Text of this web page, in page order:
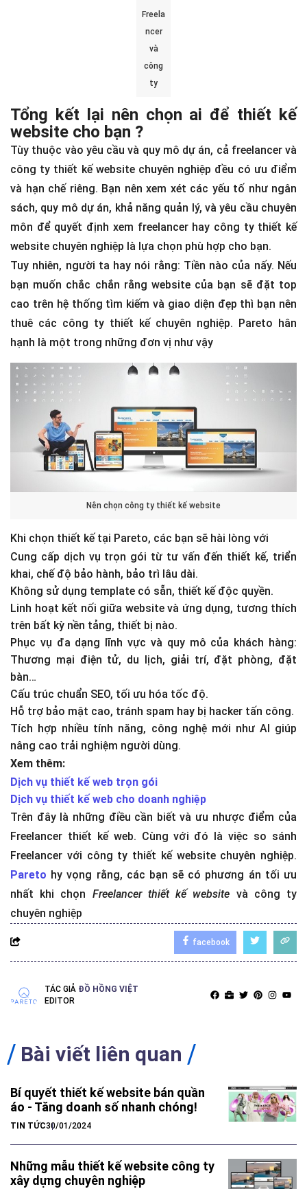
Freela
ncer
và
công
ty
Tổng kết lại nên chọn ai để thiết kế
website cho bạn ?
Tùy thuộc vào yêu cầu và quy mô dự án, cả freelancer và
công ty thiết kế website chuyên nghiệp đều có ưu điểm
và hạn chế riêng. Bạn nên xem xét các yếu tố như ngân
sách, quy mô dự án, khả năng quản lý, và yêu cầu chuyên
môn để quyết định xem freelancer hay công ty thiết kế
website chuyên nghiệp là lựa chọn phù hợp cho bạn.
Tuy nhiên, người ta hay nói rằng: Tiền nào của nấy. Nếu
bạn muốn chắc chắn rằng website của bạn sẽ đặt top
cao trên hệ thống tìm kiếm và giao diện đẹp thì bạn nên
thuê các công ty thiết kế chuyên nghiệp. Pareto hân
hạnh là một trong những đơn vị như vậy
Nên chọn công ty thiết kế website
Khi chọn thiết kế tại Pareto, các bạn sẽ hài lòng với
Cung cấp dịch vụ trọn gói từ tư vấn đến thiết kế, triển
khai, chế độ bảo hành, bảo trì lâu dài.
Không sử dụng template có sẵn, thiết kế độc quyền.
Linh hoạt kết nối giữa website và ứng dụng, tương thích
trên bất kỳ nền tảng, thiết bị nào.
Phục vụ đa dạng lĩnh vực và quy mô của khách hàng:
Thương mại điện tử, du lịch, giải trí, đặt phòng, đặt
bàn…
Cấu trúc chuẩn SEO, tối ưu hóa tốc độ.
Hỗ trợ bảo mật cao, tránh spam hay bị hacker tấn công.
Tích hợp nhiều tính năng, công nghệ mới như AI giúp
nâng cao trải nghiệm người dùng.
Xem thêm:
Dịch vụ thiết kế web trọn gói
Dịch vụ thiết kế web cho doanh nghiệp
Trên đây là những điều cần biết và ưu nhược điểm của
Freelancer thiết kế web. Cùng với đó là việc so sánh
Freelancer với công ty thiết kế website chuyên nghiệp.
Pareto hy vọng rằng, các bạn sẽ có phương án tối ưu
nhất khi chọn Freelancer thiết kế website và công ty
chuyên nghiệp
facebook
TÁC GIẢ ĐỒ HỒNG VIỆT
EDITOR
Bài viết liên quan
Bí quyết thiết kế website bán quần
áo - Tăng doanh số nhanh chóng!
TIN TỨC30/01/2024
Những mẫu thiết kế website công ty
xây dựng chuyên nghiệp